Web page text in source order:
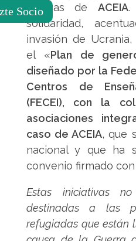
idiomas de ACEIA.
solidaridad,
invasión de
el «Plan de
diseñado por la
Centros de
(FECEI), con la
asociaciones
caso de ACEIA, que
nacional y que ha
convenio firmado con
Estas iniciativas
destinadas a las
refugiadas que están
Socio